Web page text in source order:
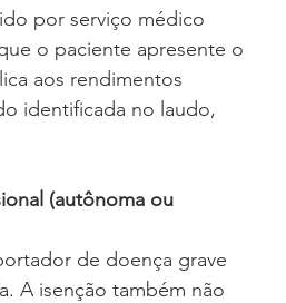
por serviço médico
o paciente apresente o
aos rendimentos
identificada no laudo,
(autônoma ou
de doença grave
A isenção também não